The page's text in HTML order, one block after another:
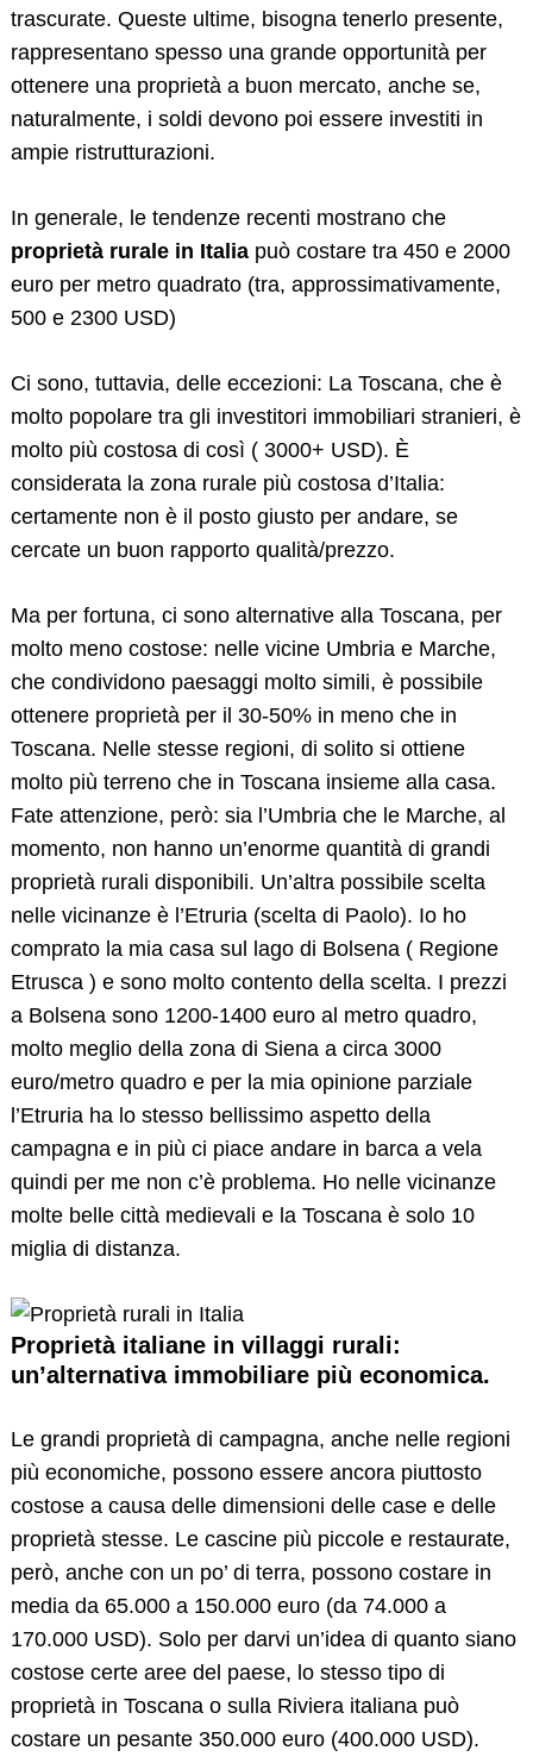
trascurate. Queste ultime, bisogna tenerlo presente,
rappresentano spesso una grande opportunità per
ottenere una proprietà a buon mercato, anche se,
naturalmente, i soldi devono poi essere investiti in
ampie ristrutturazioni.
In generale, le tendenze recenti mostrano che
proprietà rurale in Italia può costare tra 450 e 2000
euro per metro quadrato (tra, approssimativamente,
500 e 2300 USD)
Ci sono, tuttavia, delle eccezioni: La Toscana, che è
molto popolare tra gli investitori immobiliari stranieri, è
molto più costosa di così ( 3000+ USD). È
considerata la zona rurale più costosa d’Italia:
certamente non è il posto giusto per andare, se
cercate un buon rapporto qualità/prezzo.
Ma per fortuna, ci sono alternative alla Toscana, per
molto meno costose: nelle vicine Umbria e Marche,
che condividono paesaggi molto simili, è possibile
ottenere proprietà per il 30-50% in meno che in
Toscana. Nelle stesse regioni, di solito si ottiene
molto più terreno che in Toscana insieme alla casa.
Fate attenzione, però: sia l’Umbria che le Marche, al
momento, non hanno un’enorme quantità di grandi
proprietà rurali disponibili. Un’altra possibile scelta
nelle vicinanze è l’Etruria (scelta di Paolo). Io ho
comprato la mia casa sul lago di Bolsena ( Regione
Etrusca ) e sono molto contento della scelta. I prezzi
a Bolsena sono 1200-1400 euro al metro quadro,
molto meglio della zona di Siena a circa 3000
euro/metro quadro e per la mia opinione parziale
l’Etruria ha lo stesso bellissimo aspetto della
campagna e in più ci piace andare in barca a vela
quindi per me non c’è problema. Ho nelle vicinanze
molte belle città medievali e la Toscana è solo 10
miglia di distanza.
Proprietà italiane in villaggi rurali:
un’alternativa immobiliare più economica.
Le grandi proprietà di campagna, anche nelle regioni
più economiche, possono essere ancora piuttosto
costose a causa delle dimensioni delle case e delle
proprietà stesse. Le cascine più piccole e restaurate,
però, anche con un po’ di terra, possono costare in
media da 65.000 a 150.000 euro (da 74.000 a
170.000 USD). Solo per darvi un’idea di quanto siano
costose certe aree del paese, lo stesso tipo di
proprietà in Toscana o sulla Riviera italiana può
costare un pesante 350.000 euro (400.000 USD).